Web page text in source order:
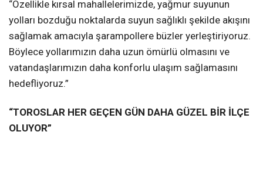
“Özellikle kırsal mahallelerimizde, yağmur suyunun
yolları bozduğu noktalarda suyun sağlıklı şekilde akışını
sağlamak amacıyla şarampollere büzler yerleştiriyoruz.
Böylece yollarımızın daha uzun ömürlü olmasını ve
vatandaşlarımızın daha konforlu ulaşım sağlamasını
hedefliyoruz.”
“TOROSLAR HER GEÇEN GÜN DAHA GÜZEL BİR İLÇE
OLUYOR”